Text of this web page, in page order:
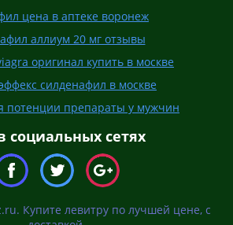
цена в аптеке воронеж
аллиум 20 мг отзывы
оригинал купить в москве
силденафил в москве
потенции препараты у мужчин
социальных сетях
Купите левитру по лучшей цене, с